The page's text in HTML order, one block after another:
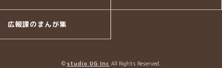
広報課のまんが集
©studio UG Inc All Rights Reserved.